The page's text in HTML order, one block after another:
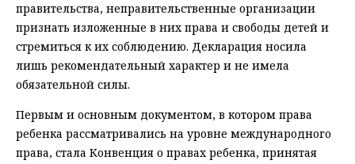
правительства, неправительственные организации
признать изложенные в них права и свободы детей и
стремиться к их соблюдению. Декларация носила
лишь рекомендательный характер и не имела
обязательной силы.
Первым и основным документом, в котором права
ребенка рассматривались на уровне международного
права, стала Конвенция о правах ребенка, принятая